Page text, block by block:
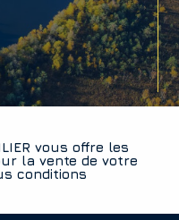
la vente de votre
conditions